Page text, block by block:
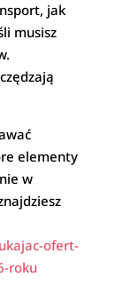
jak
musisz
elementy
w
ofert-
roku